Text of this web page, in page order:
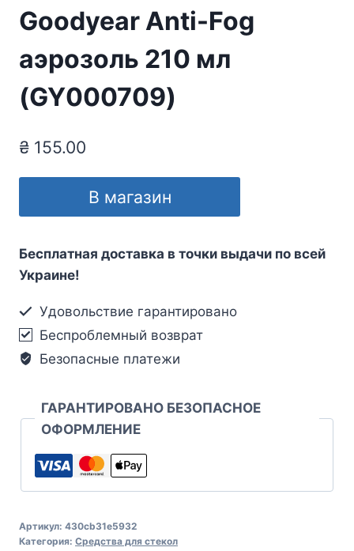
Goodyear Anti-Fog
аэрозоль 210 мл
(GY000709)
₴ 155.00
В магазин
Бесплатная доставка в точки выдачи по всей
Украине!
Удовольствие гарантировано
Беспроблемный возврат
Безопасные платежи
ГАРАНТИРОВАНО БЕЗОПАСНОЕ
ОФОРМЛЕНИЕ
Артикул: 430cb31e5932
Категория: Средства для стекол